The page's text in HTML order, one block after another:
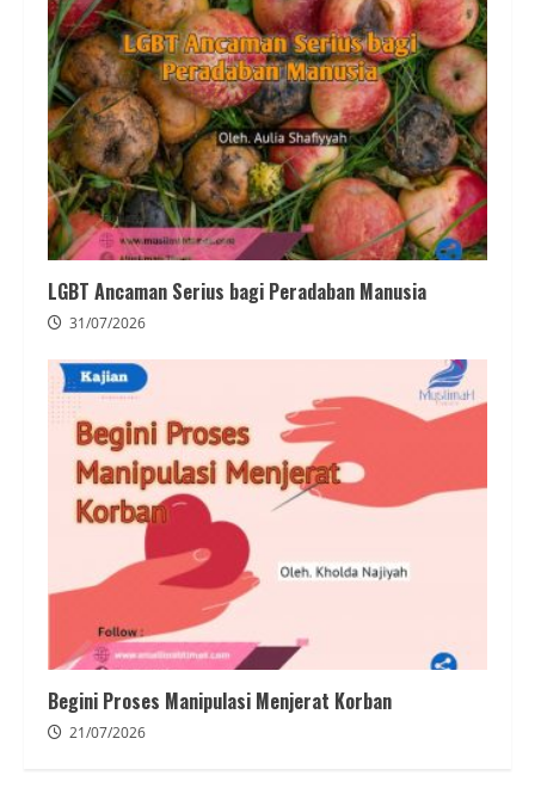
LGBT Ancaman Serius bagi Peradaban Manusia
31/07/2026
Begini Proses Manipulasi Menjerat Korban
21/07/2026